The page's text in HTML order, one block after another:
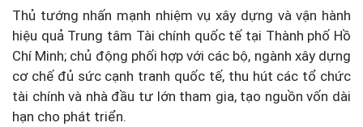
Thủ tướng nhấn mạnh nhiệm vụ xây dựng và vận hành
hiệu quả Trung tâm Tài chính quốc tế tại Thành phố Hồ
Chí Minh; chủ động phối hợp với các bộ, ngành xây dựng
cơ chế đủ sức cạnh tranh quốc tế, thu hút các tổ chức
tài chính và nhà đầu tư lớn tham gia, tạo nguồn vốn dài
hạn cho phát triển.